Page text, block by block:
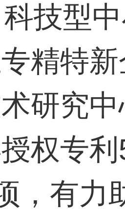
技型
精特
研究
权专
，有力